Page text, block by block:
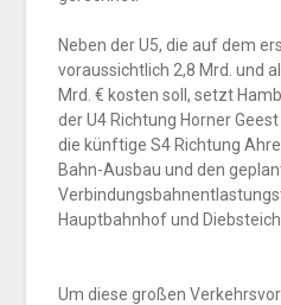
Neben der U5, die auf dem
voraussichtlich 2,8 Mrd. und
Mrd. € kosten soll, setzt
der U4 Richtung Horner
die künftige S4 Richtung
Bahn-Ausbau und den
Hauptbahnhof und Diebsteich.
Um diese großen